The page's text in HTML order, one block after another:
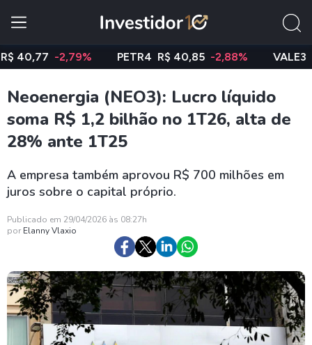
-2,79% PETR4 R$ 40,85 -2,88% VALE3 R$
Neoenergia (NEO3): Lucro líquido
soma R$ 1,2 bilhão no 1T26, alta de
28% ante 1T25
A empresa também aprovou R$ 700 milhões em
juros sobre o capital próprio.
Publicado em 29/04/2026 às 08:27h
por Elanny Vlaxio